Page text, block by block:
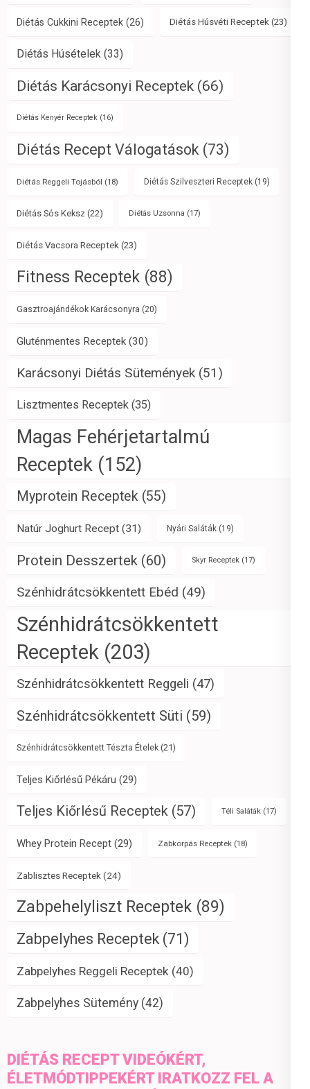
Diétás Cukkini Receptek (26) Diétás Húsvéti Receptek (23)
Diétás Húsételek (33)
Diétás Karácsonyi Receptek (66)
Diétás Kenyér Receptek (16)
Diétás Recept Válogatások (73)
Diétás Reggeli Tojásból (18) Diétás Szilveszteri Receptek (19)
Diétás Sós Keksz (22) Diétás Uzsonna (17)
Diétás Vacsora Receptek (23)
Fitness Receptek (88)
Gasztroajándékok Karácsonyra (20)
Gluténmentes Receptek (30)
Karácsonyi Diétás Sütemények (51)
Lisztmentes Receptek (35)
Magas Fehérjetartalmú
Receptek (152)
Myprotein Receptek (55)
Natúr Joghurt Recept (31) Nyári Saláták (19)
Protein Desszertek (60) Skyr Receptek (17)
Szénhidrátcsökkentett Ebéd (49)
Szénhidrátcsökkentett
Receptek (203)
Szénhidrátcsökkentett Reggeli (47)
Szénhidrátcsökkentett Süti (59)
Szénhidrátcsökkentett Tészta Ételek (21)
Teljes Kiőrlésű Pékáru (29)
Teljes Kiőrlésű Receptek (57) Téli Saláták (17)
Whey Protein Recept (29) Zabkorpás Receptek (18)
Zablisztes Receptek (24)
Zabpehelyliszt Receptek (89)
Zabpelyhes Receptek (71)
Zabpelyhes Reggeli Receptek (40)
Zabpelyhes Sütemény (42)
DIÉTÁS RECEPT VIDEÓKÉRT,
ÉLETMÓDTIPPEKÉRT IRATKOZZ FEL A